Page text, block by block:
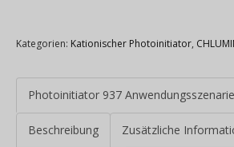
Kategorien: Kationischer Photoinitiator,
Photoinitiator 937
Beschreibung Zusätzliche